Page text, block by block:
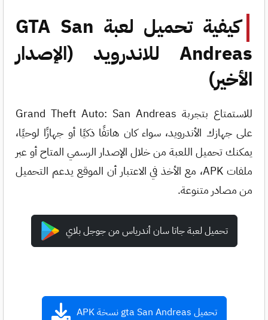
كيفية تحميل لعبة GTA San
Andreas للاندرويد (الإصدار
الأخير)
للاستمتاع بتجربة Grand Theft Auto: San Andreas
على جهازك الأندرويد، سواء كان هاتفًا ذكيًا أو جهازًا لوحيًا،
يمكنك تحميل اللعبة من خلال الإصدار الرسمي المتاح أو عبر
ملفات APK، مع الأخذ في الاعتبار أن الموقع يدعم التحميل
من مصادر متنوعة.
تحميل لعبة جاتا سان أندرياس من جوجل بلاي
تحميل gta San Andreas نسخة APK